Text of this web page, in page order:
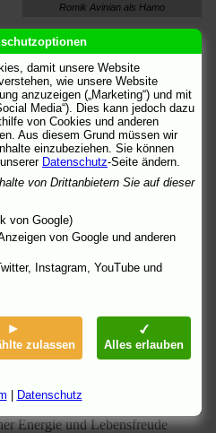
Romik Avinian als Hamo
Dorf im Kaukasus. Hier ist jeder
harten Winters irgendwie über die
ein rüstiger 60jähriger
Dollar im Monat kann er nicht
und nach auf dem Flohmarkt
Habe: einen Hochzeitsschrank,
keine Hilfe erwarten. Der eine
zu einen Brief, aber kein Geld;
Wodka Lemon vollaufen. Hamos
der bei der
Pistole zur Erfüllung seiner
muss.
Optimismus nicht. Jeden Tag
arm ist wie er selbst, und die
Der örtliche Busfahrer, der
zu singen versteht, wird sein
voll lakonischem Witz und
Energie und Lebensfreude
damit unsere Website
wie unsere Website
anzuzeigen („Marketing“) und mit
Media“). Dies kann jedoch dazu
von Cookies und anderen
Aus diesem Grund müssen wir
einzubeziehen. Sie können
Datenschutz-Seite ändern.
von Drittanbietern Sie auf dieser
von Google)
von Google und anderen
Instagram, YouTube und
zulassen Alles erlauben
Datenschutz